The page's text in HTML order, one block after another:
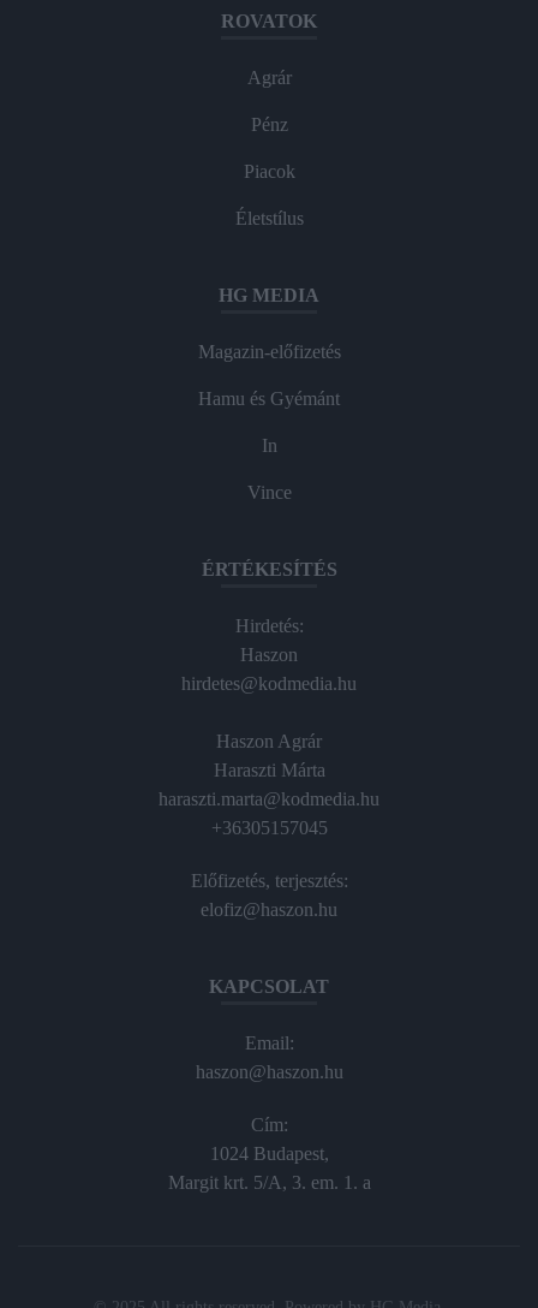
ROVATOK
Agrár
Pénz
Piacok
Életstílus
HG MEDIA
Magazin-előfizetés
Hamu és Gyémánt
In
Vince
ÉRTÉKESÍTÉS
Hirdetés:
Haszon
hirdetes@kodmedia.hu
Haszon Agrár
Haraszti Márta
haraszti.marta@kodmedia.hu
+36305157045
Előfizetés, terjesztés:
elofiz@haszon.hu
KAPCSOLAT
Email:
haszon@haszon.hu
Cím:
1024 Budapest,
Margit krt. 5/A, 3. em. 1. a